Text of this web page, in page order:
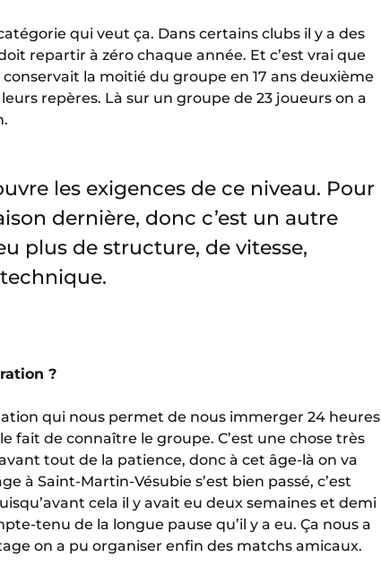
qui veut ça. Dans certains clubs il y a des
repartir à zéro chaque année. Et c’est vrai que
la moitié du groupe en 17 ans deuxième
repères. Là sur un groupe de 23 joueurs on a
les exigences de ce niveau. Pour
dernière, donc c’est un autre
plus de structure, de vitesse,
?
qui nous permet de nous immerger 24 heures
fait de connaître le groupe. C’est une chose très
tout de la patience, donc à cet âge-là on va
à Saint-Martin-Vésubie s’est bien passé, c’est
cela il y avait eu deux semaines et demi
tenu de la longue pause qu’il y a eu. Ça nous a
on a pu organiser enfin des matchs amicaux.